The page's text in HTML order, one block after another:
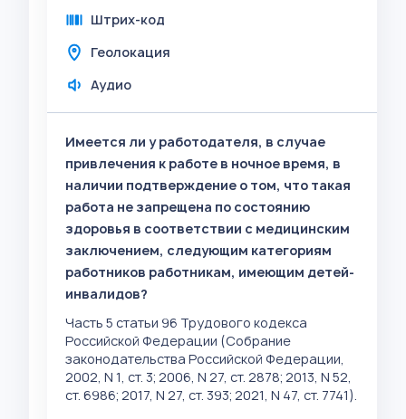
Штрих-код
Геолокация
Аудио
Имеется ли у работодателя, в случае
привлечения к работе в ночное время, в
наличии подтверждение о том, что такая
работа не запрещена по состоянию
здоровья в соответствии с медицинским
заключением, следующим категориям
работников работникам, имеющим детей-
инвалидов?
Часть 5 статьи 96 Трудового кодекса
Российской Федерации (Собрание
законодательства Российской Федерации,
2002, N 1, ст. 3; 2006, N 27, ст. 2878; 2013, N 52,
ст. 6986; 2017, N 27, ст. 393; 2021, N 47, ст. 7741).